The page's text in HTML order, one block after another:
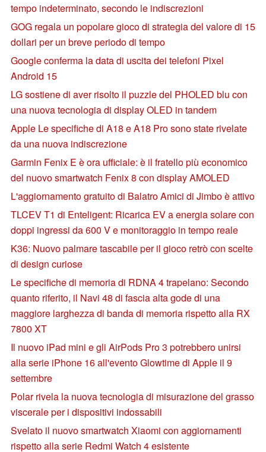
tempo indeterminato, secondo le indiscrezioni
GOG regala un popolare gioco di strategia del valore di 15
dollari per un breve periodo di tempo
Google conferma la data di uscita dei telefoni Pixel
Android 15
LG sostiene di aver risolto il puzzle del PHOLED blu con
una nuova tecnologia di display OLED in tandem
Apple Le specifiche di A18 e A18 Pro sono state rivelate
da una nuova indiscrezione
Garmin Fenix E è ora ufficiale: è il fratello più economico
del nuovo smartwatch Fenix 8 con display AMOLED
L'aggiornamento gratuito di Balatro Amici di Jimbo è attivo
TLCEV T1 di Enteligent: Ricarica EV a energia solare con
doppi ingressi da 600 V e monitoraggio in tempo reale
K36: Nuovo palmare tascabile per il gioco retrò con scelte
di design curiose
Le specifiche di memoria di RDNA 4 trapelano: Secondo
quanto riferito, il Navi 48 di fascia alta gode di una
maggiore larghezza di banda di memoria rispetto alla RX
7800 XT
Il nuovo iPad mini e gli AirPods Pro 3 potrebbero unirsi
alla serie iPhone 16 all'evento Glowtime di Apple il 9
settembre
Polar rivela la nuova tecnologia di misurazione del grasso
viscerale per i dispositivi indossabili
Svelato il nuovo smartwatch Xiaomi con aggiornamenti
rispetto alla serie Redmi Watch 4 esistente